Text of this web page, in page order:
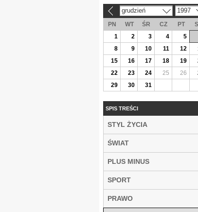
grudzień 1997
PN WT ŚR CZ PT
1
2 3 4 5
8
9 10 11 12
15
16 17 18 19
22
23 24 25 26
29
30 31
SPIS TREŚCI
STYL ŻYCIA
ŚWIAT
PLUS MINUS
SPORT
PRAWO